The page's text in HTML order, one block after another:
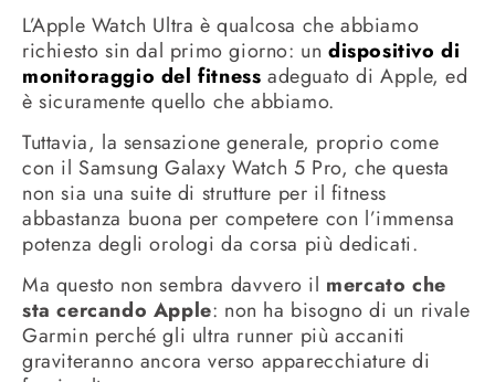
L’Apple Watch Ultra è qualcosa che abbiamo
richiesto sin dal primo giorno: undispositivo di
monitoraggio del fitness adeguato di Apple, ed
è sicuramente quello che abbiamo.
Tuttavia, la sensazione generale, proprio come
con il Samsung Galaxy Watch 5 Pro, che questa
non sia una suite di strutture per il fitness
abbastanza buona per competere con l’immensa
potenza degli orologi da corsa più dedicati.
Ma questo non sembra davvero il mercato che
sta cercando Apple: non ha bisogno di un rivale
Garmin perché gli ultra runner più accaniti
graviteranno ancora verso apparecchiature di